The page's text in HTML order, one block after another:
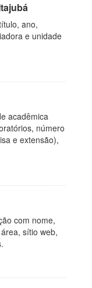
ano,
e unidade
acadêmica
número
e extensão),
com nome,
sítio web,